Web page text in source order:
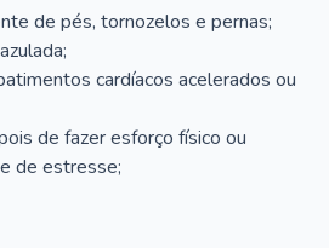
de pés, tornozelos e pernas;
cardíacos acelerados ou
de fazer esforço físico ou
de estresse;